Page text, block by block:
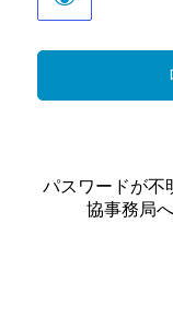
パスワードが不
協事務局